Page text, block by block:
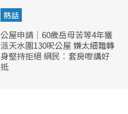
熱話
公屋申請｜60歲岳母苦等4年獲
派天水圍130呎公屋 嫌太細難轉
身堅持拒絕 網民︰套房嚟講好
抵